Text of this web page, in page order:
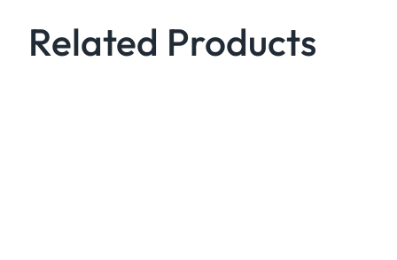
Related Products